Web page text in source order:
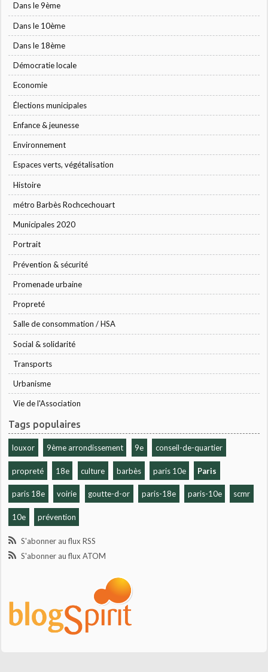
Dans le 9ème
Dans le 10ème
Dans le 18ème
Démocratie locale
Economie
Élections municipales
Enfance & jeunesse
Environnement
Espaces verts, végétalisation
Histoire
métro Barbès Rochcechouart
Municipales 2020
Portrait
Prévention & sécurité
Promenade urbaine
Propreté
Salle de consommation / HSA
Social & solidarité
Transports
Urbanisme
Vie de l'Association
Tags populaires
louxor 9ème arrondissement 9e conseil-de-quartier
propreté 18e culture barbès paris 10e Paris
paris 18e voirie goutte-d-or paris-18e paris-10e scmr
10e prévention
S'abonner au flux RSS
S'abonner au flux ATOM